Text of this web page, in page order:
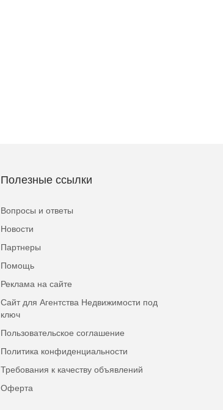
Полезные ссылки
Вопросы и ответы
Новости
Партнеры
Помощь
Реклама на сайте
Сайт для Агентства Недвижимости под
ключ
Пользовательское соглашение
Политика конфиденциальности
Требования к качеству объявлений
Оферта